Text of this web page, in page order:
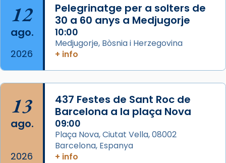
Foto
View on Facebook ·
12
ago.
2026
Pelegrinatge per a solters de
30 a 60 anys a Medjugorje
10:00
Medjugorje, Bòsnia i Herzegovina
+ info
13
ago.
2026
437 Festes de Sant Roc de
Barcelona a la plaça Nova
09:00
Plaça Nova, Ciutat Vella, 08002
Barcelona, Espanya
+ info